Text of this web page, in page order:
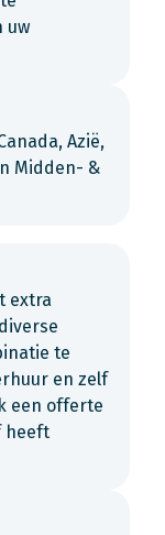
uw
Azië,
Midden- &
extra
te
en zelf
een offerte
heeft